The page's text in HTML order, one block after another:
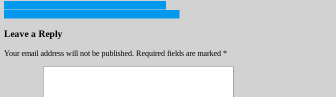
Post
navigation
Leave a Reply
Your email address will not be published. Required fields are marked *